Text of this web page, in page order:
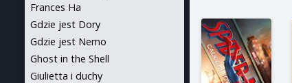
Frances Ha
Gdzie jest Dory
Gdzie jest Nemo
Ghost in the Shell
Giulietta i duchy